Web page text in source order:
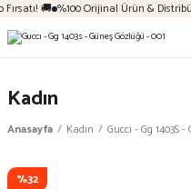
🚚 %100 Orijinal Ürün &
Kadın
Anasayfa Kadın Gucci - Gg 1403S
%32